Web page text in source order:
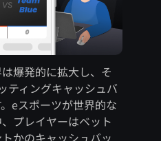
爆発的に拡大し、そ
ティングキャッシュバ
eスポーツが世界的な
プレイヤーはベット